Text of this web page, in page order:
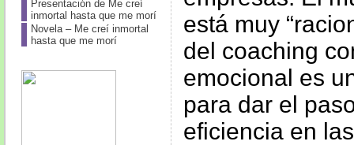
Presentación de Me creí
inmortal hasta que me morí
Novela – Me creí inmortal
hasta que me morí
está muy
del coaching
emocional es
para dar el
eficiencia en